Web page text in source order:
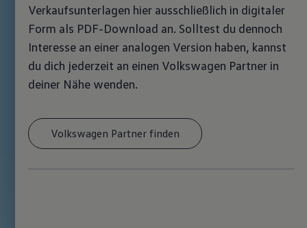
Verkaufsunterlagen hier ausschließlich in digitaler
Form als PDF-Download an. Solltest du dennoch
Interesse an einer analogen Version haben, kannst
du dich jederzeit an einen Volkswagen Partner in
deiner Nähe wenden.
Volkswagen Partner finden